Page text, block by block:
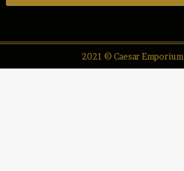
2021 © Caesar Emporium